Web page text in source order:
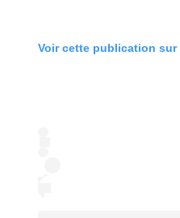
Voir cette publication sur